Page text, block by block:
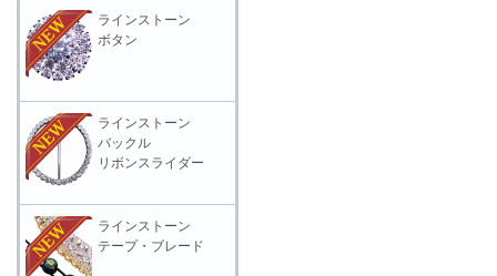
ラインストーン
ボタン
ラインストーン
バックル
リボンスライダー
ラインストーン
テープ・ブレード